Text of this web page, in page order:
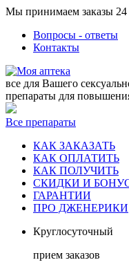
Мы принимаем заказы 24
Вопросы - ответы
Контакты
все для Вашего
препараты для
Все препараты
КАК ЗАКАЗАТЬ
КАК ОПЛАТИТЬ
КАК ПОЛУЧИТЬ
СКИДКИ И
ГАРАНТИИ
ПРО ДЖЕНЕРИКИ
Круглосуточный
прием заказов